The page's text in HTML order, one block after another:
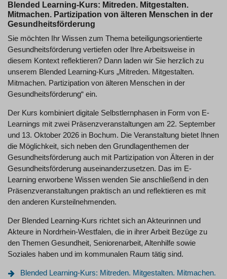
Blended Learning-Kurs: Mitreden. Mitgestalten.
Mitmachen. Partizipation von älteren Menschen in der
Gesundheitsförderung
Sie möchten Ihr Wissen zum Thema beteiligungsorientierte
Gesundheitsförderung vertiefen oder Ihre Arbeitsweise in
diesem Kontext reflektieren? Dann laden wir Sie herzlich zu
unserem Blended Learning-Kurs „Mitreden. Mitgestalten.
Mitmachen. Partizipation von älteren Menschen in der
Gesundheitsförderung“ ein.
Der Kurs kombiniert digitale Selbstlernphasen in Form von E-
Learnings mit zwei Präsenzveranstaltungen am 22. September
und 13. Oktober 2026 in Bochum. Die Veranstaltung bietet Ihnen
die Möglichkeit, sich neben den Grundlagenthemen der
Gesundheitsförderung auch mit Partizipation von Älteren in der
Gesundheitsförderung auseinanderzusetzen. Das im E-
Learning erworbene Wissen wenden Sie anschließend in den
Präsenzveranstaltungen praktisch an und reflektieren es mit
den anderen Kursteilnehmenden.
Der Blended Learning-Kurs richtet sich an Akteurinnen und
Akteure in Nordrhein-Westfalen, die in ihrer Arbeit Bezüge zu
den Themen Gesundheit, Seniorenarbeit, Altenhilfe sowie
Soziales haben und im kommunalen Raum tätig sind.
Blended Learning-Kurs: Mitreden. Mitgestalten. Mitmachen.